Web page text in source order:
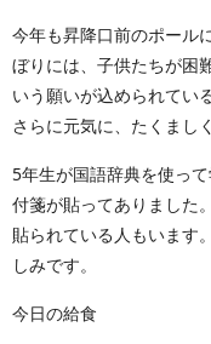
今年も昇降口前のポール
ぼりには、子供たちが困
いう願いが込められてい
さらに元気に、たくまし
5年生が国語辞典を使っ
付箋が貼ってありました
貼られている人もいます
しみです。
今日の給食